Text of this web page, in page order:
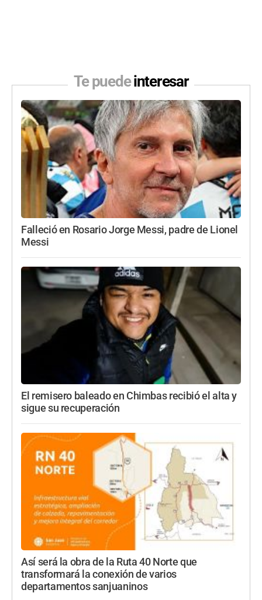
Te puedeinteresar
Falleció en Rosario Jorge Messi, padre de Lionel
Messi
El remisero baleado en Chimbas recibió el alta y
sigue su recuperación
Así será la obra de la Ruta 40 Norte que
transformará la conexión de varios
departamentos sanjuaninos